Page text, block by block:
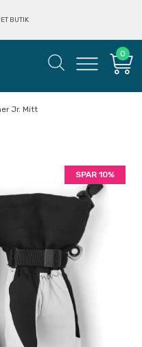
BUTIK
0
Jr. Mitt
SPAR 10%